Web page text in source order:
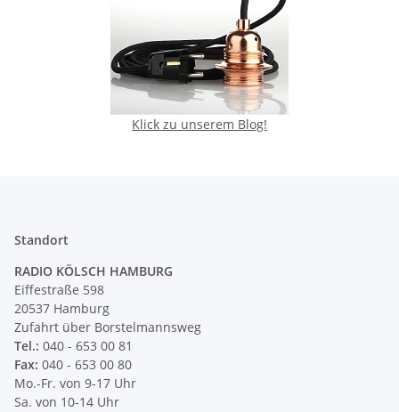
Klick zu unserem Blog!
Standort
RADIO KÖLSCH HAMBURG
Eiffestraße 598
20537 Hamburg
Zufahrt über Borstelmannsweg
Tel.: 040 - 653 00 81
Fax: 040 - 653 00 80
Mo.-Fr. von 9-17 Uhr
Sa. von 10-14 Uhr